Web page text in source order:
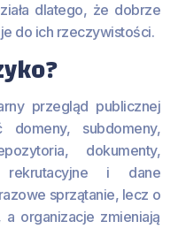
dlatego, że dobrze
do ich rzeczywistości.
przegląd publicznej
domeny, subdomeny,
dokumenty,
rekrutacyjne i dane
sprzątanie, lecz o
a organizacje zmieniają